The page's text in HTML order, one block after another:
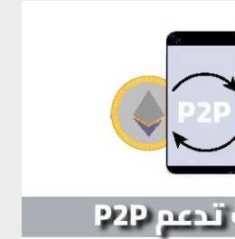
وعرض الصور، مما يعزز من فرص
الجميع، من خلال خفض التكاليف وزيادة
الأعمال في مجال الذكاء الاصطناعي